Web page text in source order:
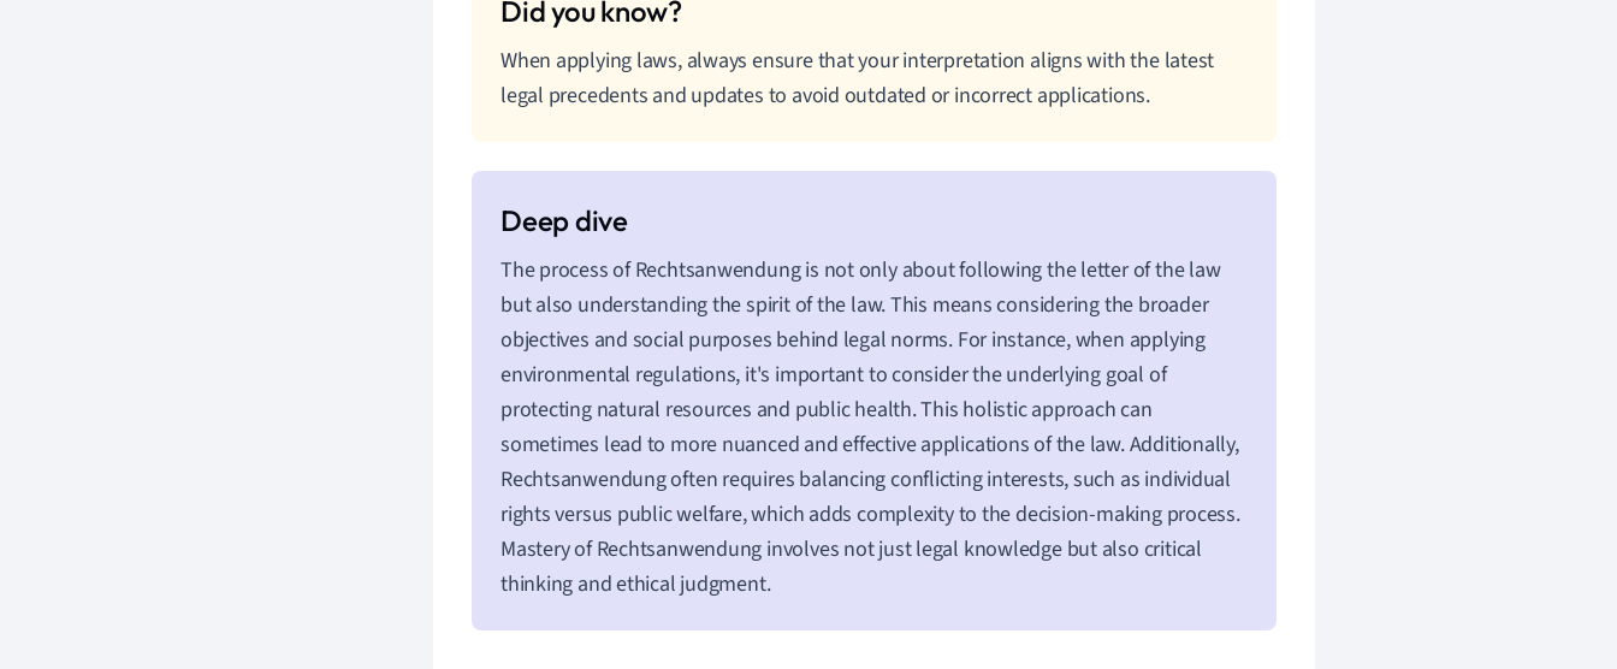
When applying laws, always ensure that your interpretation aligns with the latest
legal precedents and updates to avoid outdated or incorrect applications.
The process of Rechtsanwendung is not only about following the letter of the law
but also understanding the spirit of the law. This means considering the broader
objectives and social purposes behind legal norms. For instance, when applying
environmental regulations, it's important to consider the underlying goal of
protecting natural resources and public health. This holistic approach can
sometimes lead to more nuanced and effective applications of the law. Additionally,
Rechtsanwendung often requires balancing conflicting interests, such as individual
rights versus public welfare, which adds complexity to the decision-making process.
Mastery of Rechtsanwendung involves not just legal knowledge but also critical
thinking and ethical judgment.